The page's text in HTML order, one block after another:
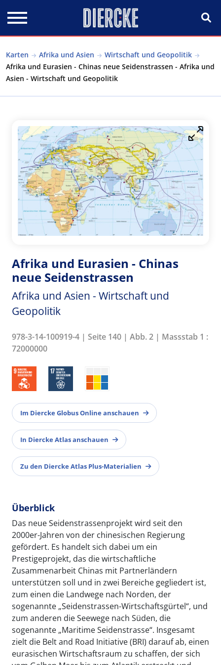
Karten Afrika und Asien
Wirtschaft und Geopolitik
Afrika und Eurasien - Chinas neue Seidenstrassen - Afrika und
Asien - Wirtschaft und Geopolitik
Afrika und Eurasien - Chinas
neue Seidenstrassen
Afrika und Asien - Wirtschaft und
Geopolitik
978-3-14-100919-4 | Seite 140 | Abb. 2 | Massstab 1 :
72000000
Im Diercke Globus Online anschauen
In Diercke Atlas anschauen
Zu den Diercke Atlas Plus-Materialien
Überblick
Das neue Seidenstrassenprojekt wird seit den
2000er-Jahren von der chinesischen Regierung
gefördert. Es handelt sich dabei um ein
Prestigeprojekt, das die wirtschaftliche
Zusammenarbeit Chinas mit Partnerländern
unterstützen soll und in zwei Bereiche gegliedert ist,
zum einen die Landwege nach Norden, der
sogenannte „Seidenstrassen-Wirtschaftsgürtel“, und
zum anderen die Seewege nach Süden, die
sogenannte „Maritime Seidenstrasse“. Insgesamt
zielt die Belt and Road Initiative (BRI) darauf ab, einen
eurasischen Wirtschaftsraum zu schaffen, der sich